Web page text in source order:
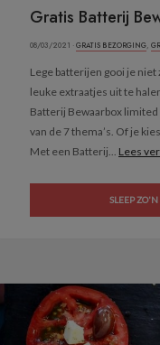
Gratis Batterij
08/03/2021 ·GRATIS BEZORGING,
Lege batterijen gooi je
leuke extraatjes uit te
Batterij Bewaarbox
van de 7 thema’s. Of je
Met een Batterij... Lees
SLEEP